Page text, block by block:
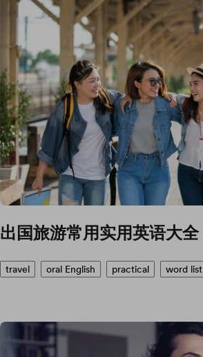
出国旅游常用实用英语大全
travel oral English practical word list